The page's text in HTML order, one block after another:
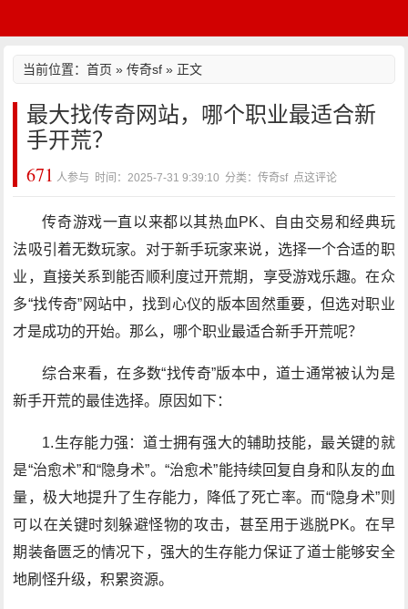
当前位置：首页 »传奇sf » 正文
最大找传奇网站，哪个职业最适合新
手开荒？
671 人参与 时间：2025-7-31 9:39:10 分类：传奇sf 点这评论
传奇游戏一直以来都以其热血PK、自由交易和经典玩
法吸引着无数玩家。对于新手玩家来说，选择一个合适的职
业，直接关系到能否顺利度过开荒期，享受游戏乐趣。在众
多“找传奇”网站中，找到心仪的版本固然重要，但选对职业
才是成功的开始。那么，哪个职业最适合新手开荒呢？
综合来看，在多数“找传奇”版本中，道士通常被认为是
新手开荒的最佳选择。原因如下：
1.生存能力强：道士拥有强大的辅助技能，最关键的就
是“治愈术”和“隐身术”。“治愈术”能持续回复自身和队友的血
量，极大地提升了生存能力，降低了死亡率。而“隐身术”则
可以在关键时刻躲避怪物的攻击，甚至用于逃脱PK。在早
期装备匮乏的情况下，强大的生存能力保证了道士能够安全
地刷怪升级，积累资源。